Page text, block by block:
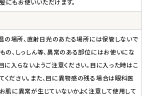
にもお使いいただけます。
場所、直射日光のあたる場所には保管しないで
の、しっしん等、異常のある部位にはお使いにな
に入らないようご注意ください。目に入った時はこ
ください。また、目に異物感の残る場合は眼科医
肌に異常が生じていないかよく注意して使用して